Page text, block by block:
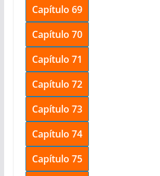
Capítulo 69
Capítulo 70
Capítulo 71
Capítulo 72
Capítulo 73
Capítulo 74
Capítulo 75